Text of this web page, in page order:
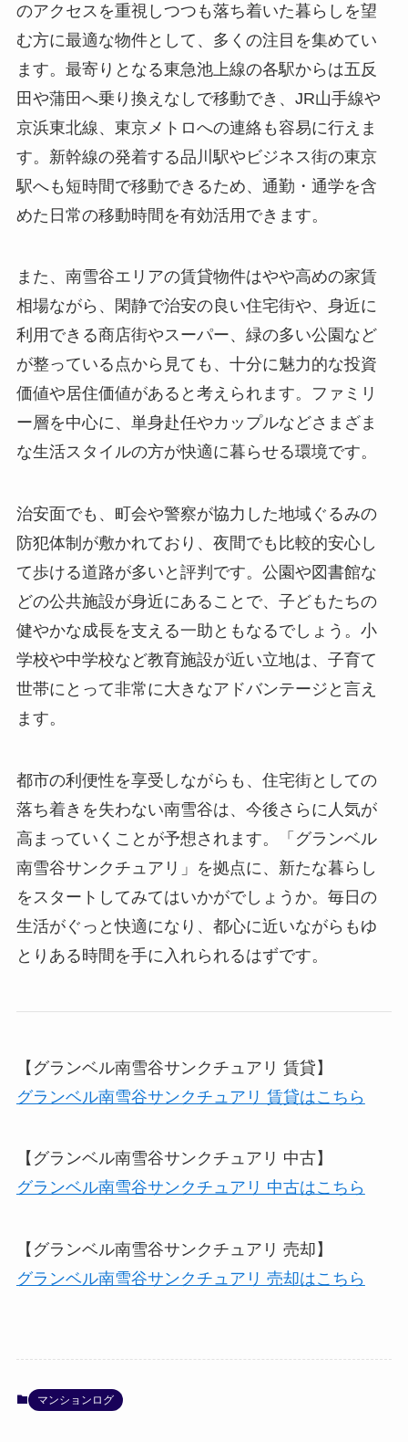
のアクセスを重視しつつも落ち着いた暮らしを望
む方に最適な物件として、多くの注目を集めてい
ます。最寄りとなる東急池上線の各駅からは五反
田や蒲田へ乗り換えなしで移動でき、JR山手線や
京浜東北線、東京メトロへの連絡も容易に行えま
す。新幹線の発着する品川駅やビジネス街の東京
駅へも短時間で移動できるため、通勤・通学を含
めた日常の移動時間を有効活用できます。
また、南雪谷エリアの賃貸物件はやや高めの家賃
相場ながら、閑静で治安の良い住宅街や、身近に
利用できる商店街やスーパー、緑の多い公園など
が整っている点から見ても、十分に魅力的な投資
価値や居住価値があると考えられます。ファミリ
ー層を中心に、単身赴任やカップルなどさまざま
な生活スタイルの方が快適に暮らせる環境です。
治安面でも、町会や警察が協力した地域ぐるみの
防犯体制が敷かれており、夜間でも比較的安心し
て歩ける道路が多いと評判です。公園や図書館な
どの公共施設が身近にあることで、子どもたちの
健やかな成長を支える一助ともなるでしょう。小
学校や中学校など教育施設が近い立地は、子育て
世帯にとって非常に大きなアドバンテージと言え
ます。
都市の利便性を享受しながらも、住宅街としての
落ち着きを失わない南雪谷は、今後さらに人気が
高まっていくことが予想されます。「グランベル
南雪谷サンクチュアリ」を拠点に、新たな暮らし
をスタートしてみてはいかがでしょうか。毎日の
生活がぐっと快適になり、都心に近いながらもゆ
とりある時間を手に入れられるはずです。
【グランベル南雪谷サンクチュアリ 賃貸】
グランベル南雪谷サンクチュアリ 賃貸はこちら
【グランベル南雪谷サンクチュアリ 中古】
グランベル南雪谷サンクチュアリ 中古はこちら
【グランベル南雪谷サンクチュアリ 売却】
グランベル南雪谷サンクチュアリ 売却はこちら
マンションログ